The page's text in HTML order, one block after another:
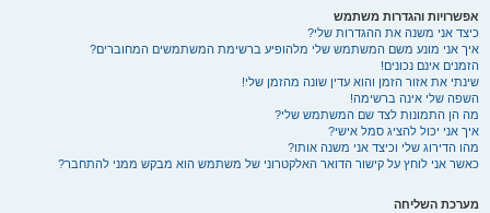
אפשרויות והגדרות משתמש
כיצד אני משנה את ההגדרות שלי?
איך אני מונע משם המשתמש שלי מלהופיע ברשימת המשתמשים המחוברים?
הזמנים אינם נכונים!
שינתי את אזור הזמן והוא עדין שונה מהזמן שלי!
השפה שלי אינה ברשימה!
מה הן התמונות לצד שם המשתמש שלי?
איך אני יכול להציג סמל אישי?
מהו הדירוג שלי וכיצד אני משנה אותו?
כאשר אני לוחץ על קישור הדואר האלקטרוני של משתמש הוא מבקש ממני להתחבר?
מערכת השליחה